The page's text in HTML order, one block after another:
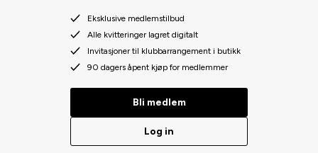
Eksklusive medlemstilbud
Alle kvitteringer lagret digitalt
Invitasjoner til klubbarrangement i butikk
90 dagers åpent kjøp for medlemmer
Bli medlem
Log in